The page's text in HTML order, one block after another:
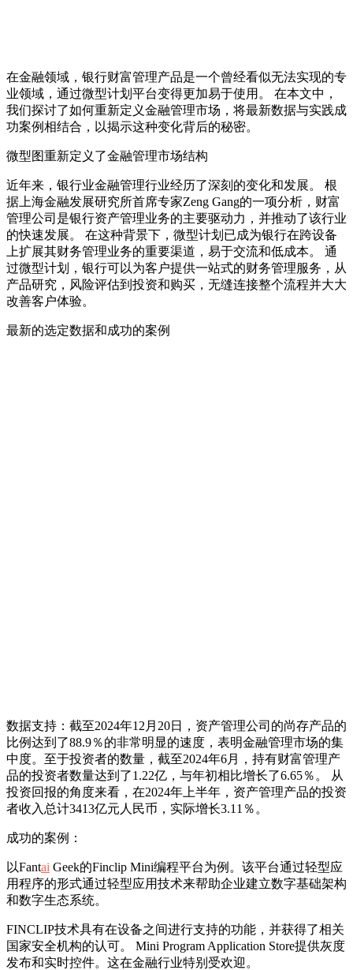
在金融领域，银行财富管理产品是一个曾经看似无法实现的专
业领域，通过微型计划平台变得更加易于使用。 在本文中，
我们探讨了如何重新定义金融管理市场，将最新数据与实践成
功案例相结合，以揭示这种变化背后的秘密。
微型图重新定义了金融管理市场结构
近年来，银行业金融管理行业经历了深刻的变化和发展。 根
据上海金融发展研究所首席专家Zeng Gang的一项分析，财富
管理公司是银行资产管理业务的主要驱动力，并推动了该行业
的快速发展。 在这种背景下，微型计划已成为银行在跨设备
上扩展其财务管理业务的重要渠道，易于交流和低成本。 通
过微型计划，银行可以为客户提供一站式的财务管理服务，从
产品研究，风险评估到投资和购买，无缝连接整个流程并大大
改善客户体验。
最新的选定数据和成功的案例
数据支持：截至2024年12月20日，资产管理公司的尚存产品的
比例达到了88.9％的非常明显的速度，表明金融管理市场的集
中度。至于投资者的数量，截至2024年6月，持有财富管理产
品的投资者数量达到了1.22亿，与年初相比增长了6.65％。 从
投资回报的角度来看，在2024年上半年，资产管理产品的投资
者收入总计3413亿元人民币，实际增长3.11％。
成功的案例：
以Fantai Geek的Finclip Mini编程平台为例。该平台通过轻型应
用程序的形式通过轻型应用技术来帮助企业建立数字基础架构
和数字生态系统。
FINCLIP技术具有在设备之间进行支持的功能，并获得了相关
国家安全机构的认可。 Mini Program Application Store提供灰度
发布和实时控件。这在金融行业特别受欢迎。